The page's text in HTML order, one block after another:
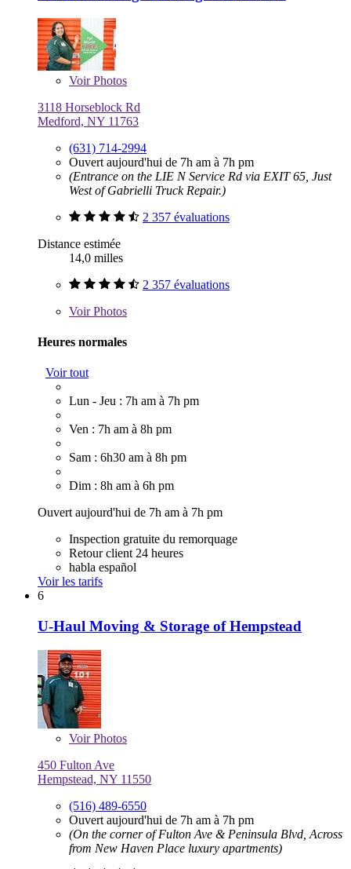
VoirPhotos
3118 Horseblock Rd
Medford, NY 11763
(631) 714-2994
Ouvert aujourd'hui de 7h am à 7h pm
(Entrance on the LIE N Service Rd via EXIT 65, Just
West of Gabrielli Truck Repair.)
2 357 évaluations
Distance estimée
14,0 milles
2 357 évaluations
VoirPhotos
Heures normales
Voir tout
Lun - Jeu : 7h am à 7h pm
Ven : 7h am à 8h pm
Sam : 6h30 am à 8h pm
Dim : 8h am à 6h pm
Ouvert aujourd'hui de 7h am à 7h pm
Inspection gratuite du remorquage
Retour client 24 heures
habla español
Voir les tarifs
6
U-Haul Moving & Storage of Hempstead
VoirPhotos
450 Fulton Ave
Hempstead, NY 11550
(516) 489-6550
Ouvert aujourd'hui de 7h am à 7h pm
(On the corner of Fulton Ave & Peninsula Blvd, Across
from New Haven Place luxury apartments)